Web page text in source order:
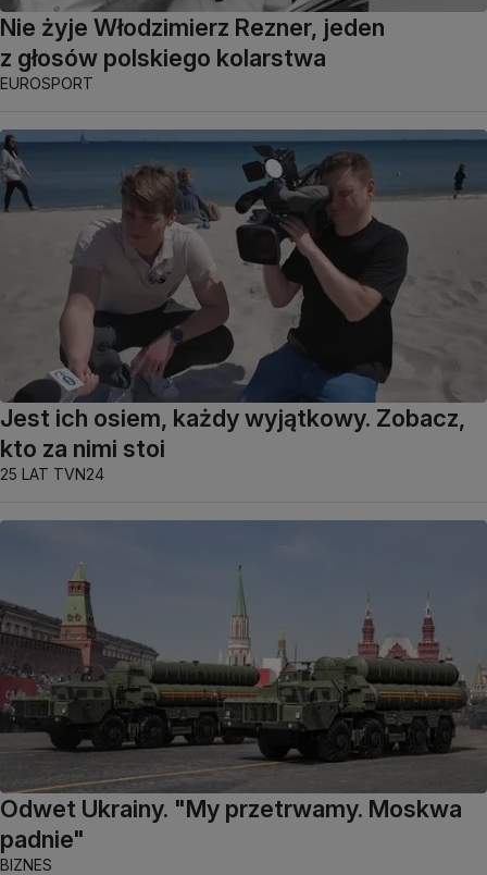
Nie żyje Włodzimierz Rezner, jeden
z głosów polskiego kolarstwa
EUROSPORT
Jest ich osiem, każdy wyjątkowy. Zobacz,
kto za nimi stoi
25 LAT TVN24
Odwet Ukrainy. "My przetrwamy. Moskwa
padnie"
BIZNES